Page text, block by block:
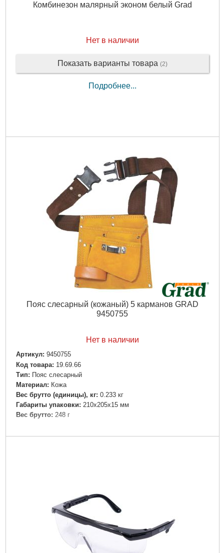
Комбинезон малярный эконом белый Grad
Нет в наличии
Показать варианты товара (2)
Подробнее...
Пояс слесарный (кожаный) 5 карманов GRAD
9450755
Нет в наличии
Артикул: 9450755
Код товара: 19.69.66
Tип: Пояс слесарный
Материал: Кожа
Вес брутто (единицы), кг: 0.233 кг
Габариты упаковки: 210x205x15 мм
Вес брутто: 248 г
Подробнее...